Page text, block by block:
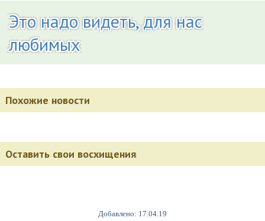
Добавлено: 17.04.19
Это надо видеть, для нас
любимых
Похожие новости
Оставить свои восхищения